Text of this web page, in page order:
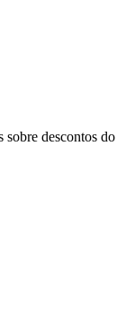
sobre descontos do